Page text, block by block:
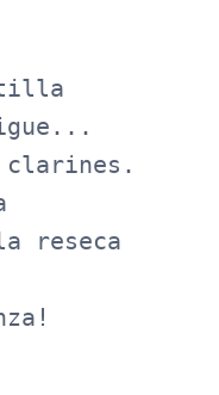
clarines.
reseca